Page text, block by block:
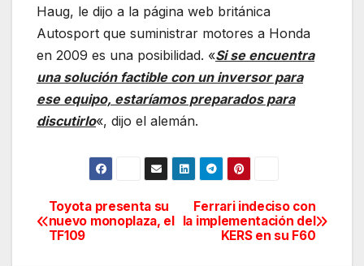
Haug, le dijo a la página web británica
Autosport que suministrar motores a Honda
en 2009 es una posibilidad. «Si se encuentra
una solución factible con un inversor para
ese equipo, estaríamos preparados para
discutirlo«, dijo el alemán.
Navegación
de
Ferrari indeciso con
la implementación del
KERS en su F60
Toyota presenta su
nuevo monoplaza, el
TF109